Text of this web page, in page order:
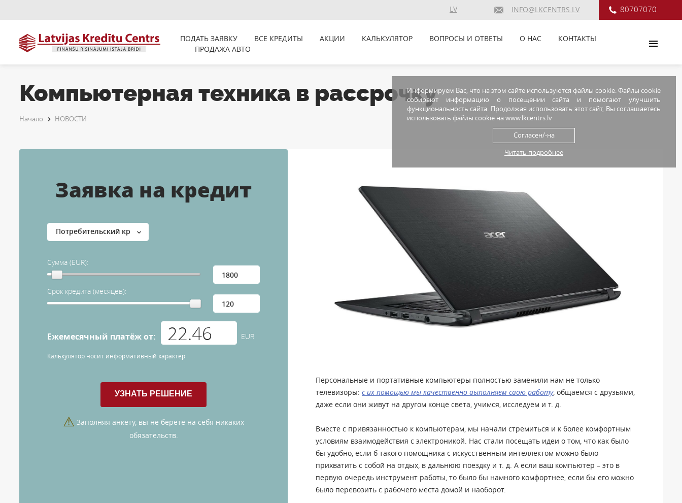
LV INFO@LKCENTRS.LV 80707070
ПОДАТЬ ЗАЯВКУ ВСЕ КРЕДИТЫ АКЦИИ КАЛЬКУЛЯТОР ВОПРОСЫ И ОТВЕТЫ О НАС
КОНТАКТЫ
ПРОДАЖА АВТО
Компьютерная техника в рассрочку
Начало НОВОСТИ
Заявка на кредит
Сумма (EUR):
Срок кредита (месяцев):
Ежемесячный платёж от: EUR
Калькулятор носит информативный характер
⚠ Заполняя анкету, вы не берете на себя никаких
обязательств.
Персональные и портативные компьютеры полностью заменили нам не только
телевизоры: с их помощью мы качественно выполняем свою работу, общаемся с друзьями,
даже если они живут на другом конце света, учимся, исследуем и т. д.
Вместе с привязанностью к компьютерам, мы начали стремиться и к более комфортным
условиям взаимодействия с электроникой. Нас стали посещать идеи о том, что как было
бы удобно, если б такого помощника с искусственным интеллектом можно было
прихватить с собой на отдых, в дальнюю поездку и т. д. А если ваш компьютер – это в
первую очередь инструмент работы, то было бы намного комфортнее, если бы его можно
было перевозить с рабочего места домой и наоборот.
Информируем Вас, что на этом сайте используются файлы cookie. Файлы cookie
собирают информацию о посещении сайта и помогают улучшить
функциональность сайта. Продолжая использовать этот сайт, Вы соглашаетесь
использовать файлы cookie на www.lkcentrs.lv
Согласен/-на
Читать подробнее